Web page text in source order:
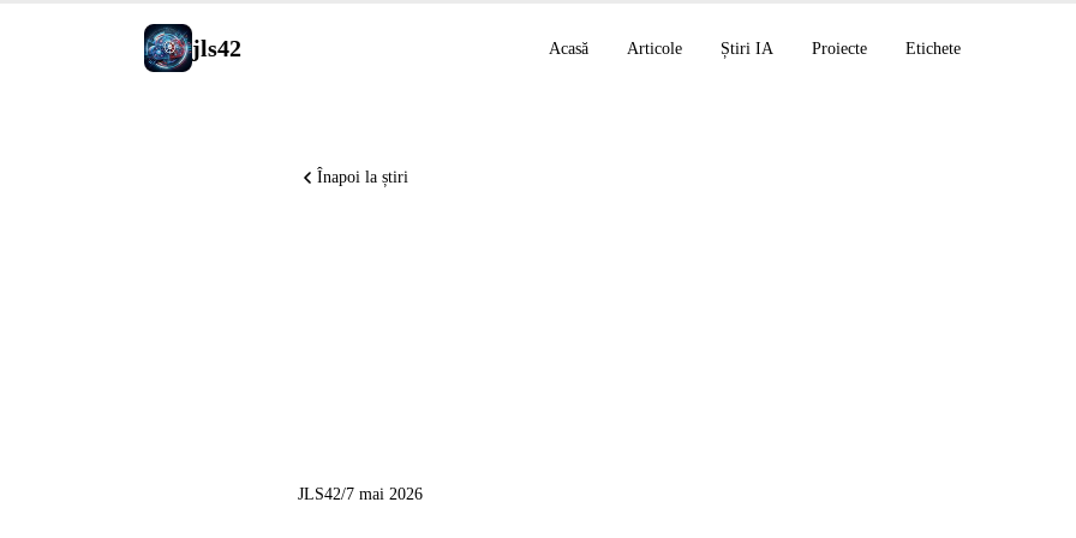
jls42 Acasă Articole Știri IA Proiecte Etichete
Înapoi la știri
JLS42/7 mai 2026